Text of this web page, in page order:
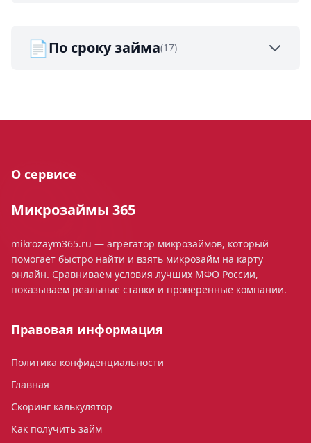
📄По сроку займа(17)
О сервисе
Микрозаймы 365
mikrozaym365.ru — агрегатор микрозаймов, который
помогает быстро найти и взять микрозайм на карту
онлайн. Сравниваем условия лучших МФО России,
показываем реальные ставки и проверенные компании.
Правовая информация
Политика конфиденциальности
Главная
Скоринг калькулятор
Как получить займ